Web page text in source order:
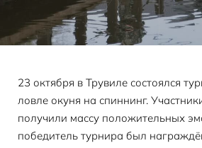
23 октября в Трувиле состоялся
ловле окуня на спиннинг.
получили массу положительных
победитель турнира был